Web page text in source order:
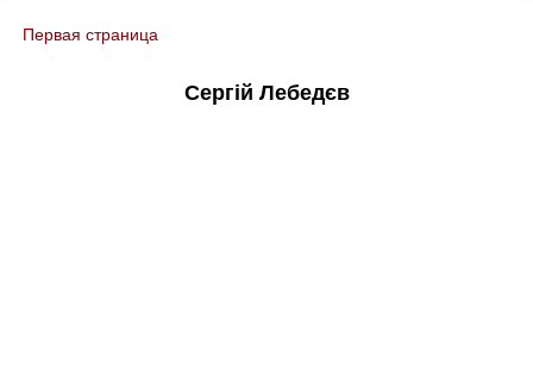
You are here
Первая страница
Сергій Лебедєв